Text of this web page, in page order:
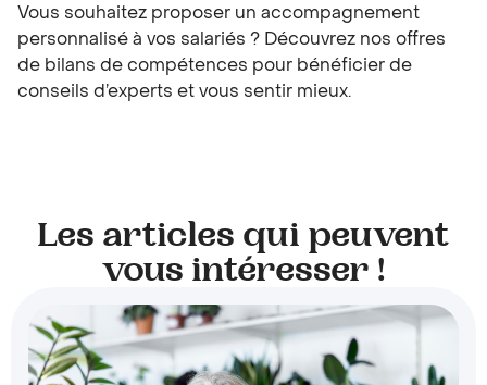
Vous souhaitez proposer un accompagnement
personnalisé à vos salariés ? Découvrez nos offres
de bilans de compétences pour bénéficier de
conseils d’experts et vous sentir mieux.
Les articles qui peuvent
vous intéresser !